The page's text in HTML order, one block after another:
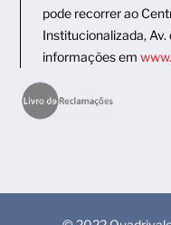
pode recorrer ao
Institucionalizada,
informações em